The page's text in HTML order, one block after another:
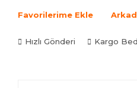
Favorilerime Ekle
Hızlı Gönderi Kargo